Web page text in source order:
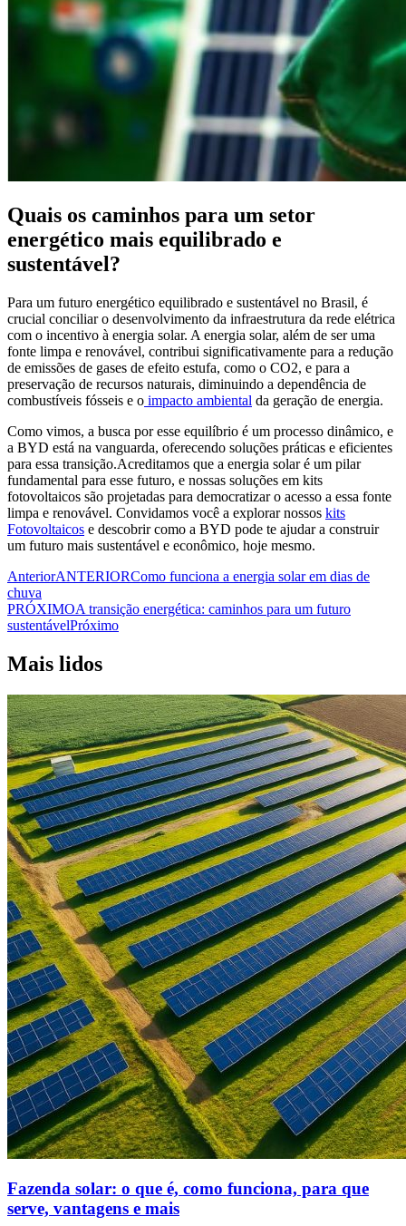
Quais os caminhos para um setor
energético mais equilibrado e
sustentável?
Para um futuro energético equilibrado e sustentável no Brasil, é
crucial conciliar o desenvolvimento da infraestrutura da rede elétrica
com o incentivo à energia solar. A energia solar, além de ser uma
fonte limpa e renovável, contribui significativamente para a redução
de emissões de gases de efeito estufa, como o CO2, e para a
preservação de recursos naturais, diminuindo a dependência de
combustíveis fósseis e o impacto ambiental da geração de energia.
Como vimos, a busca por esse equilíbrio é um processo dinâmico, e
a BYD está na vanguarda, oferecendo soluções práticas e eficientes
para essa transição.Acreditamos que a energia solar é um pilar
fundamental para esse futuro, e nossas soluções em kits
fotovoltaicos são projetadas para democratizar o acesso a essa fonte
limpa e renovável. Convidamos você a explorar nossos kits
Fotovoltaicos e descobrir como a BYD pode te ajudar a construir
um futuro mais sustentável e econômico, hoje mesmo.
AnteriorANTERIORComo funciona a energia solar em dias de
chuva
PRÓXIMOA transição energética: caminhos para um futuro
sustentávelPróximo
Mais lidos
Fazenda solar: o que é, como funciona, para que
serve, vantagens e mais